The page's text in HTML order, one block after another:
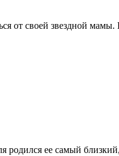
от своей звездной
родился ее самый